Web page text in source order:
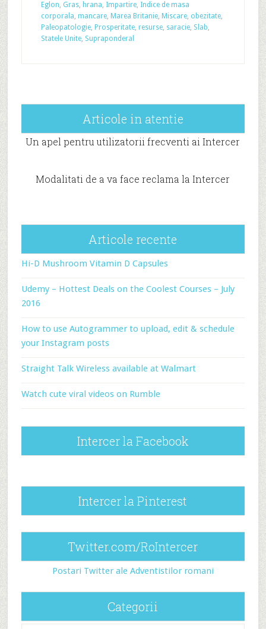
Eglon, Gras, hrana, Impartire, Indice de masa
corporala, mancare, Marea Britanie, Miscare, obezitate,
Paleopatologie, Prosperitate, resurse, saracie, Slab,
Statele Unite, Supraponderal
Articole in atentie
Un apel pentru utilizatorii frecventi ai Intercer
Modalitati de a va face reclama la Intercer
Articole recente
Hi-D Mushroom Vitamin D Capsules
Udemy – Hottest Deals on the Coolest Courses – July
2016
How to use Autogrammer to upload, edit & schedule
your Instagram posts
Straight Talk Wireless available at Walmart
Watch cute viral videos on Rumble
Intercer la Facebook
Intercer la Pinterest
Twitter.com/RoIntercer
Postari Twitter ale Adventistilor romani
Categorii